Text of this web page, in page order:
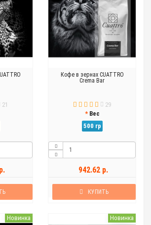
21
Кофе в зернах CUATTRO
Crema Bar
29
Вес
500 гр
942.62 р.
КУПИТЬ
Новинка Новинка